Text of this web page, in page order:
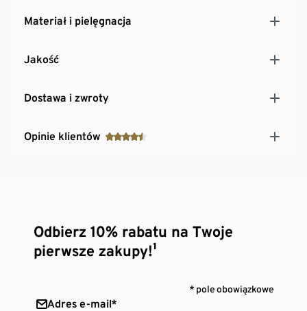
Materiał i pielęgnacja
Jakość
Dostawa i zwroty
Opinie klientów
Odbierz 10% rabatu na Twoje
pierwsze zakupy!¹
* pole obowiązkowe
Adres e-mail*